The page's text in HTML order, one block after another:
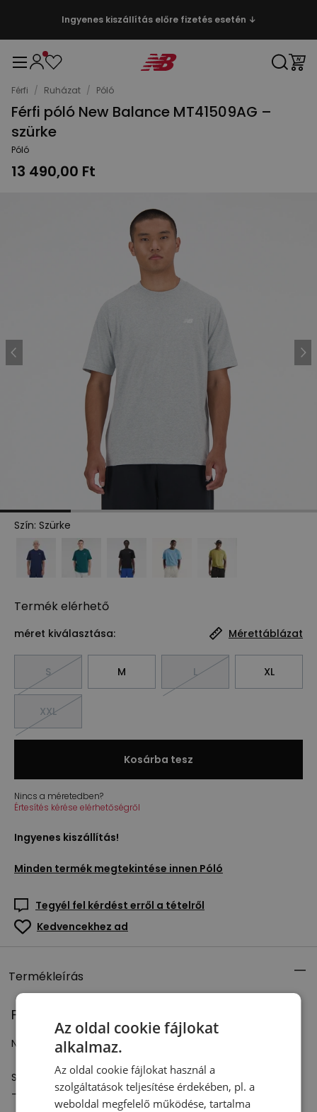
Ingyenes kiszállítás előre fizetés esetén ↓
Férfi / Ruházat / Póló
Férfi póló New Balance MT41509AG –
szürke
Póló
13 490,00 Ft
Szín: Szürke
Termék elérhető
méret kiválasztása: Mérettáblázat
S M L XL
XXL
Kosárba tesz
Nincs a méretedben?
Értesítés kérése elérhetőségről
Ingyenes kiszállítás!
Minden termék megtekintése innen Póló
Tegyél fel kérdést erről a tételről
Kedvencekhez ad
Termékleírás
Férfi póló New Balance MT41509 – szürke
New Balance pamutpóló mindennapos használatra.
Specifikáció:
- Anyag: 100% pamut
Az oldal cookie fájlokat
alkalmaz.
Az oldal cookie fájlokat használ a
szolgáltatások teljesítése érdekében, pl. a
weboldal megfelelő működése, tartalma